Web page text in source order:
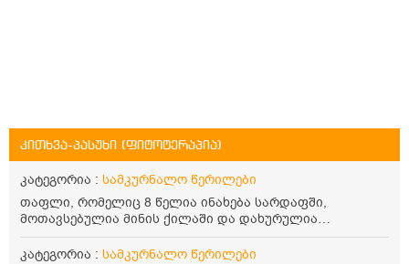
კითხვა-პასუხი (ფიტოტერაპია)
კატეგორია : სამკურნალო წერილები
თაფლი, რომელიც 8 წელია ინახება სარდაფში,
მოთავსებულია მინის ქილაში და დახურულია
პლასტმასის სახურავით. ექნება თუ არა შენარჩუნებული
სასარგებლო თვისებები და შეიძლება თუ არა მისი
კატეგორია : სამკურნალო წერილები